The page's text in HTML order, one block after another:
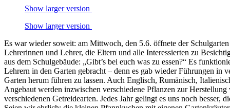
Show larger version
Show larger version
Es war wieder soweit: am Mittwoch, den 5.6. öffnete der
Lehrerinnen und Lehrer, die Eltern und alle Interessierten zu
aus dem Schulgebäude: „Gibt’s bei euch was zu essen?“ Es
Lehrern in den Garten gebracht – denn es gab wieder Führungen in
Garten herum führen zu lassen. Auch Englisch, Rumänisch,
Angebaut werden inzwischen verschiedene Pflanzen zur
verschiedenen Getreidearten. Jedes Jahr gelingt es uns noch